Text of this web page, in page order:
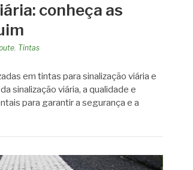
conheça as
, Tintas
em tintas para sinalização viária e
sinalização viária, a qualidade e
para garantir a segurança e a